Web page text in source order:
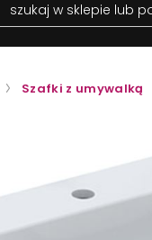
szukaj w sklepie lub
Szafki z umywalką